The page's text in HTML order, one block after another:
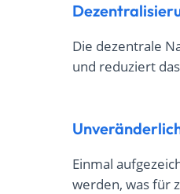
Die dezentrale
und reduziert
Einmal
werden, was für